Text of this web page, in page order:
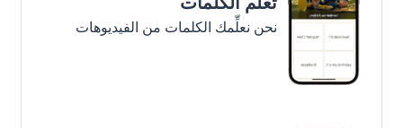
نحن نعلِّمك الكلمات من الفيديوهات